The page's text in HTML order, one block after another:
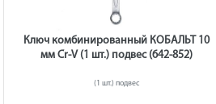
Ключ комбинированный КОБАЛЬТ 10
мм Cr-V (1 шт.) подвес (642-852)
(1 шт.) подвес